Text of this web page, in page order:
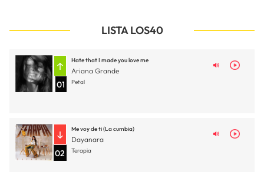
LISTA LOS40
01
Hate that I made you love me
Ariana Grande
Petal
02
Me voy de ti (La cumbia)
Dayanara
Terapia